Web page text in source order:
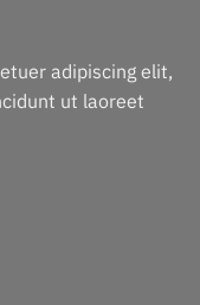
adipiscing elit,
ut laoreet